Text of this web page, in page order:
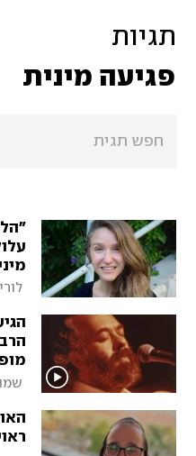
תגיות
פגיעה מינית